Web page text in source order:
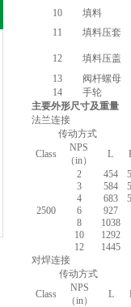
10
填料
11
填料压套
12
填料压盖
13
阀杆螺母
14
手轮
主要外形尺寸及重量
法兰连接
传动方式
Class
NPS
（in）
L
2500
2 454
3
584
4
683
6
927
8
1038
10
1292
12
1445
对焊连接
传动方式
Class
NPS
（in）
L